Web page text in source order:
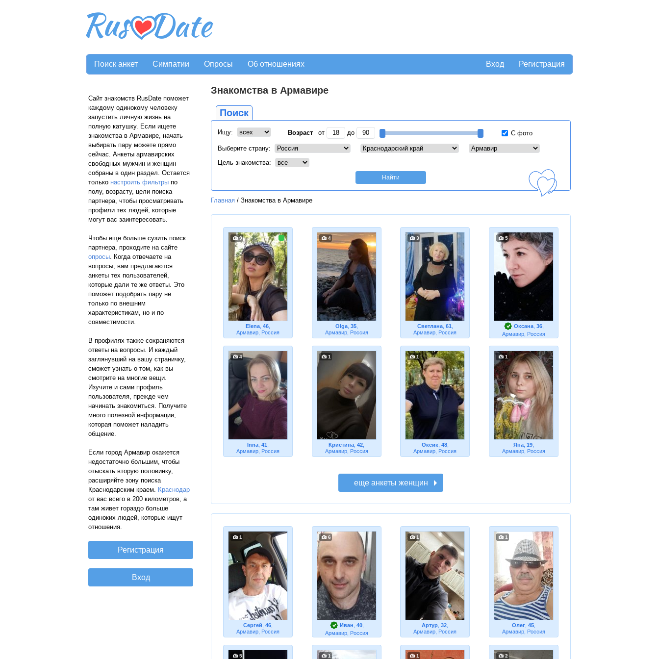
Поиск анкет Симпатии Опросы Об отношениях Регистрация
Вход
Сайт знакомств RusDate поможет
каждому одинокому человеку
запустить личную жизнь на
полную катушку. Если ищете
знакомства в Армавире, начать
выбирать пару можете прямо
сейчас. Анкеты армавирских
свободных мужчин и женщин
собраны в один раздел. Остается
только настроить фильтры по
полу, возрасту, цели поиска
партнера, чтобы просматривать
профили тех людей, которые
могут вас заинтересовать.
Чтобы еще больше сузить поиск
партнера, проходите на сайте
опросы. Когда отвечаете на
вопросы, вам предлагаются
анкеты тех пользователей,
которые дали те же ответы. Это
поможет подобрать пару не
только по внешним
характеристикам, но и по
совместимости.
В профилях также сохраняются
ответы на вопросы. И каждый
заглянувший на вашу страничку,
сможет узнать о том, как вы
смотрите на многие вещи.
Изучите и сами профиль
пользователя, прежде чем
начинать знакомиться. Получите
много полезной информации,
которая поможет наладить
общение.
Если город Армавир окажется
недостаточно большим, чтобы
отыскать вторую половинку,
расширяйте зону поиска
Краснодарским краем. Краснодар
от вас всего в 200 километров, а
там живет гораздо больше
одиноких людей, которые ищут
отношения.
Знакомства в Армавире
Поиск
Ищу: Возраст от до С фото
Выберите страну:
Цель знакомства:
Главная / Знакомства в Армавире
9
Elena ,46
Армавир, Россия
4
Olga, 35,
Армавир, Россия
3
Светлана, 61
Армавир, Россия
5
Оксана, 36,
Армавир, Россия
4
Inna ,41
Армавир, Россия
1
Кристина ,42
Армавир, Россия
1
Оксик, 48,
Армавир, Россия
1
Яна, 19,
Армавир, Россия
1
Сергей ,46
Армавир, Россия
6
Иван 40,
Армавир, Россия
1
Артур ,32
Армавир, Россия
1
Олег, 45,
Армавир, Россия
5 1 1 2